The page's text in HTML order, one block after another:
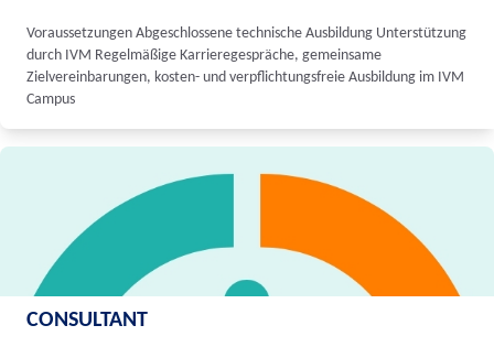
Voraussetzungen Abgeschlossene technische Ausbildung Unterstützung
durch IVM Regelmäßige Karrieregespräche, gemeinsame
Zielvereinbarungen, kosten- und verpflichtungsfreie Ausbildung im IVM
Campus
CONSULTANT